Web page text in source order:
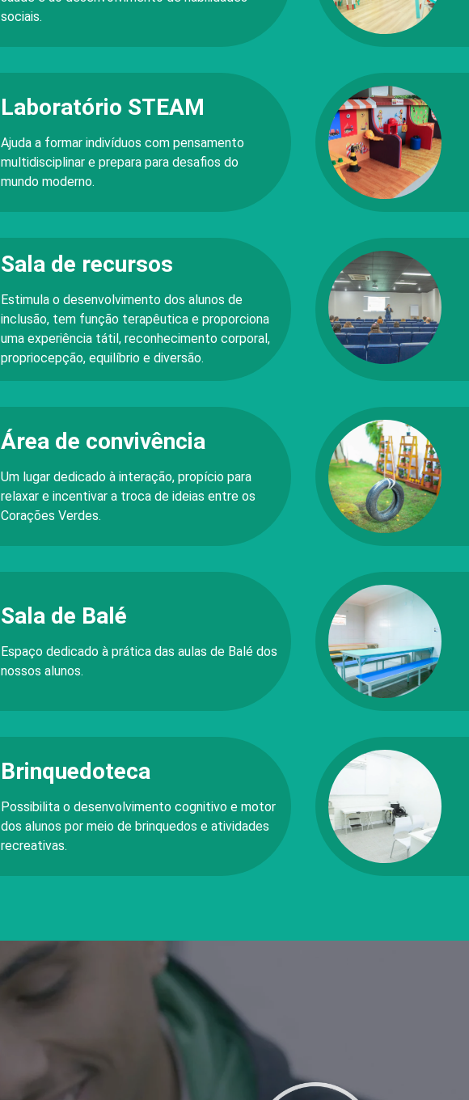
sociais.
Laboratório STEAM
Ajuda a formar indivíduos com pensamento
multidisciplinar e prepara para desafios do
mundo moderno.
Sala de recursos
Estimula o desenvolvimento dos alunos de
inclusão, tem função terapêutica e proporciona
uma experiência tátil, reconhecimento corporal,
propriocepção, equilíbrio e diversão.
Área de convivência
Um lugar dedicado à interação, propício para
relaxar e incentivar a troca de ideias entre os
Corações Verdes.
Sala de Balé
Espaço dedicado à prática das aulas de Balé dos
nossos alunos.
Brinquedoteca
Possibilita o desenvolvimento cognitivo e motor
dos alunos por meio de brinquedos e atividades
recreativas.